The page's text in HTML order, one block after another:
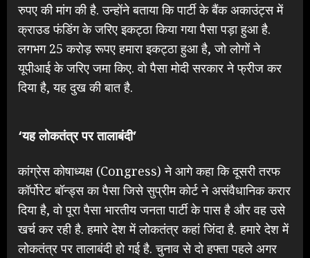
रुपए की मांग की है. उन्होंने बताया कि पार्टी के बैंक अकाउंट्स में
क्राउड फंडिंग के जरिए इकट्ठा किया गया पैसा पड़ा हुआ है.
लगभग 25 करोड़ रूपए हमारा इकट्ठा हुआ है, जो लोगों ने
यूपीआई के जरिए जमा किए. वो पैसा मोदी सरकार ने फ्रीज कर
दिया है, यह दुख की बात है.
‘यह लोकतंत्र पर तालाबंदी’
कांग्रेस कोषाध्यक्ष (Congress) ने आगे कहा कि दूसरी तरफ
कॉर्पोरेट बॉन्ड्स का पैसा जिसे सुप्रीम कोर्ट ने असंवैधानिक करार
दिया है, वो पूरा पैसा भारतीय जनता पार्टी के पास है और वह उसे
खर्च कर रही है. हमारे देश में लोकतंत्र कहां जिंदा है. हमारे देश में
लोकतंत्र पर तालाबंदी हो गई है. चुनाव से दो हफ्ता पहले अगर